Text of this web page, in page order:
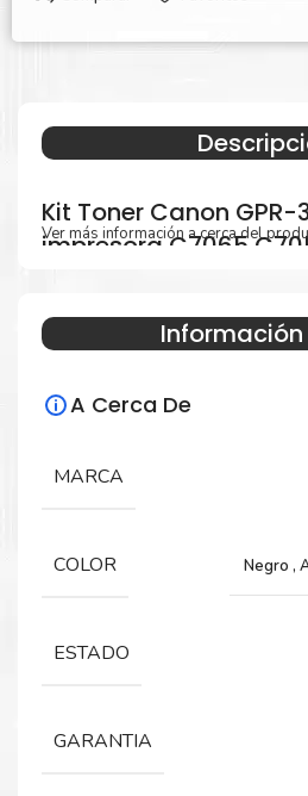
Kit Toner Canon
impresora C7065
ImageRUNNER
Rendimiento:
Negro 80,000 páginas y
Ver más información a cerca del
Información
A Cerca De
MARCA
COLOR Negro ,
ESTADO
GARANTIA